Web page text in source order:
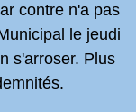
contre n'a pas
le jeudi
s'arroser. Plus